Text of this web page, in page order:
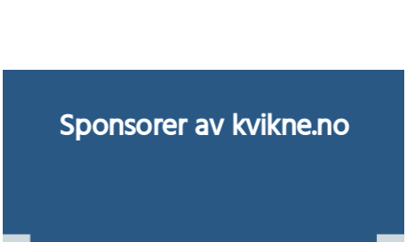
Sponsorer av kvikne.no